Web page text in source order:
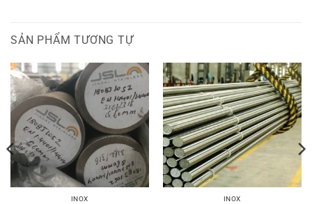
SẢN PHẨM TƯƠNG TỰ
INOX INOX